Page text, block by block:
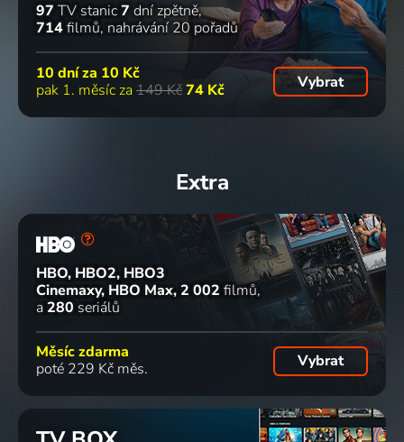
97 TV stanic7 dní zpětně
714filmů nahrávání 20 pořadů
10 dní za 10 Kč
pak 1. měsíc za 149 Kč74 Kč Vybrat
Extra
HBO, HBO2, HBO3
Cinemaxy, HBO Max 2 002 filmů
a 280 seriálů
Měsíc zdarma
poté 229 Kč měs.
Vybrat